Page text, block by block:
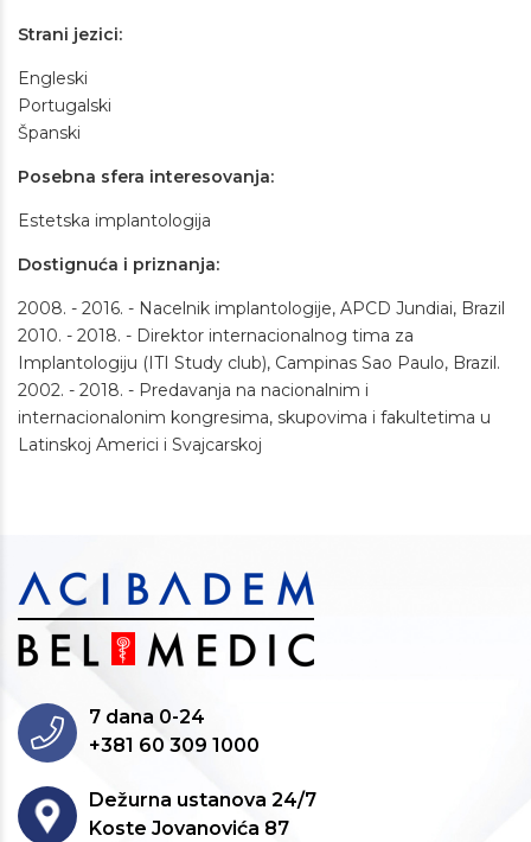
Strani jezici:
Engleski
Portugalski
Španski
Posebna sfera interesovanja:
Estetska implantologija
Dostignuća i priznanja:
2008. - 2016. - Nacelnik implantologije, APCD Jundiai, Brazil
2010. - 2018. - Direktor internacionalnog tima za
Implantologiju (ITI Study club), Campinas Sao Paulo, Brazil.
2002. - 2018. - Predavanja na nacionalnim i
internacionalonim kongresima, skupovima i fakultetima u
Latinskoj Americi i Svajcarskoj
7 dana 0-24
+381 60 309 1000
Dežurna ustanova 24/7
Koste Jovanovića 87